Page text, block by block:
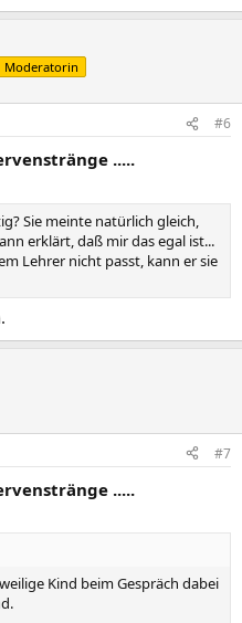
Moderatorin
#6
.....
Sie meinte natürlich gleich,
erklärt, daß mir das egal ist...
Lehrer nicht passt, kann er sie
#7
.....
Kind beim Gespräch dabei